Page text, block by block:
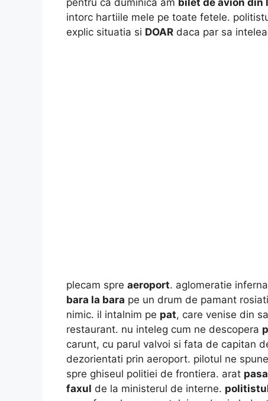
intorc hartiile mele pe toate fetele.
explic situatia si DOAR daca par sa
plecam spre aeroport. aglomeratie
bara la bara pe un drum de pamant
nimic. il intalnim pe pat, care venise din
restaurant. nu inteleg cum ne descopera
carunt, cu parul valvoi si fata de capitan
dezorientati prin aeroport. pilotul ne
spre ghiseul politiei de frontiera. arat
faxul de la ministerul de interne.